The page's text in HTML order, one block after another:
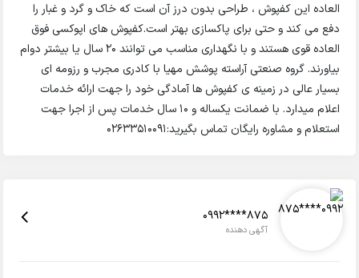
العاده این کفپوش ، طراحی بدون درز آن است که خاک و گرد و غبار را
دفع می کند و حتی برای پاکسازی بهتر است.کفپوش های اپوکسی فوق
العاده قوی هستند و با نگهداری مناسب می توانند 20 سال یا بیشتر دوام
بیاورند. گروه صنعتی آراسته پوشش مهیا با کادری مجرب و رزومه ای
بسیار عالی در زمینه ی کفپوش ها آمادگی خود را جهت ارائه خدمات
اعلام میدارد. با ضمانت یکساله و 10 سال خدمات پس از اجرا جهت
استعلام و مشاوره رایگان تماس بگیرید:02633510091
0992****875
آگهی دهنده